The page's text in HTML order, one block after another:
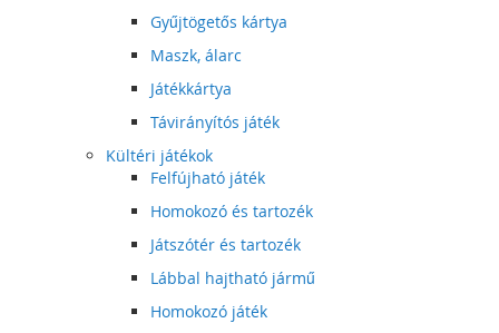
Gyűjtögetős kártya
Maszk, álarc
Játékkártya
Távirányítós játék
Kültéri játékok
Felfújható játék
Homokozó és tartozék
Játszótér és tartozék
Lábbal hajtható jármű
Homokozó játék